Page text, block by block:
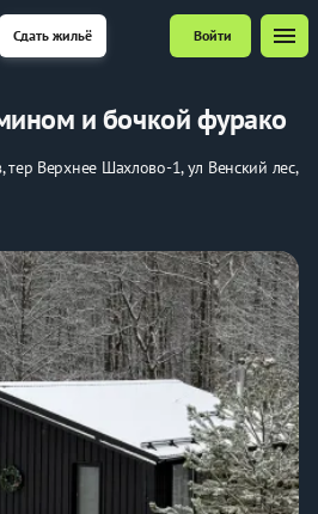
Сдать жильё Войти menu
и бочкой фурако
тер Верхнее Шахлово-1, ул Венский лес,